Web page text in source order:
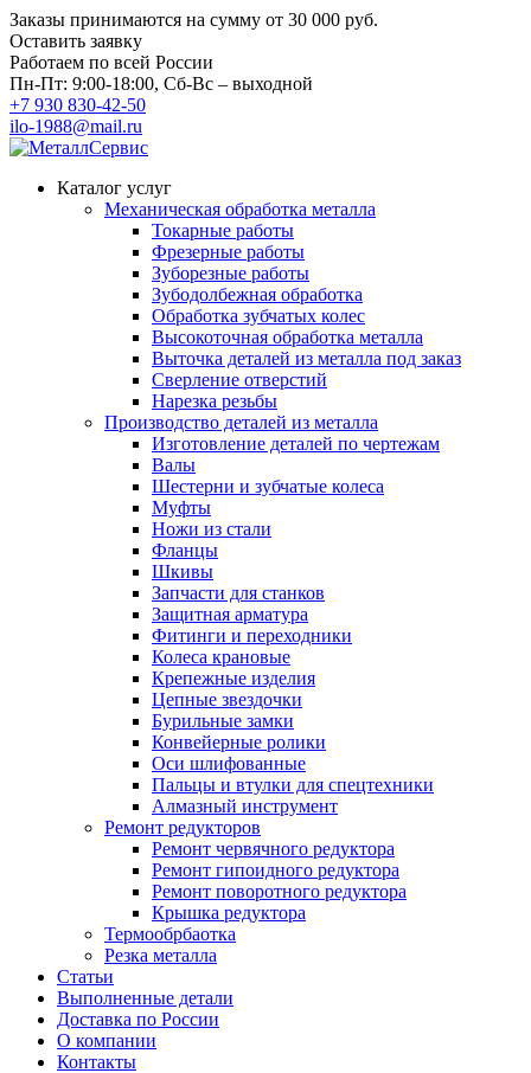
Заказы принимаются на сумму от 30 000 руб.
Оставить заявку
Работаем по всей России
Пн-Пт: 9:00-18:00, Сб-Вс – выходной
+7 930 830-42-50
ilo-1988@mail.ru
Каталог услуг
Механическая обработка металла
Токарные работы
Фрезерные работы
Зуборезные работы
Зубодолбежная обработка
Обработка зубчатых колес
Высокоточная обработка металла
Выточка деталей из металла под заказ
Сверление отверстий
Нарезка резьбы
Производство деталей из металла
Изготовление деталей по чертежам
Валы
Шестерни и зубчатые колеса
Муфты
Ножи из стали
Фланцы
Шкивы
Запчасти для станков
Защитная арматура
Фитинги и переходники
Колеса крановые
Крепежные изделия
Цепные звездочки
Бурильные замки
Конвейерные ролики
Оси шлифованные
Пальцы и втулки для спецтехники
Алмазный инструмент
Ремонт редукторов
Ремонт червячного редуктора
Ремонт гипоидного редуктора
Ремонт поворотного редуктора
Крышка редуктора
Термообрбаотка
Резка металла
Статьи
Выполненные детали
Доставка по России
О компании
Контакты